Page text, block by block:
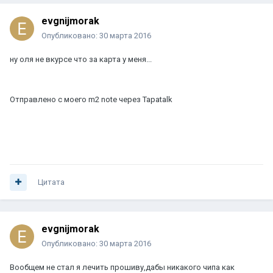
evgnijmorak
Опубликовано: 30 марта 2016
ну оля не вкурсе что за карта у меня...
Отправлено с моего m2 note через Tapatalk
Цитата
evgnijmorak
Опубликовано: 30 марта 2016
Вообщем не стал я лечить прошиву,дабы никакого чипа как